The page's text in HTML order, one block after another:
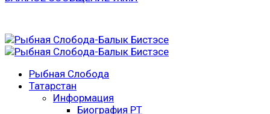
Рыбная Слобода
Татарстан
Информация
Биография РТ